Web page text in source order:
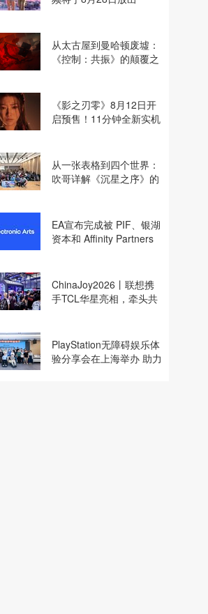
从太古屋到曼哈顿废墟：
《控制：共振》的颠覆之
《影之刃零》8月12日开
启预售！11分钟全新实机
从一张表格到四个世界：
吹哥详解《沉星之序》的
EA宣布完成被 PIF、银湖
资本和 Affinity Partners
ChinaJoy2026丨联想携
手TCL华星亮相，牵头共
PlayStation无障碍娱乐体
验分享会在上海举办 助力